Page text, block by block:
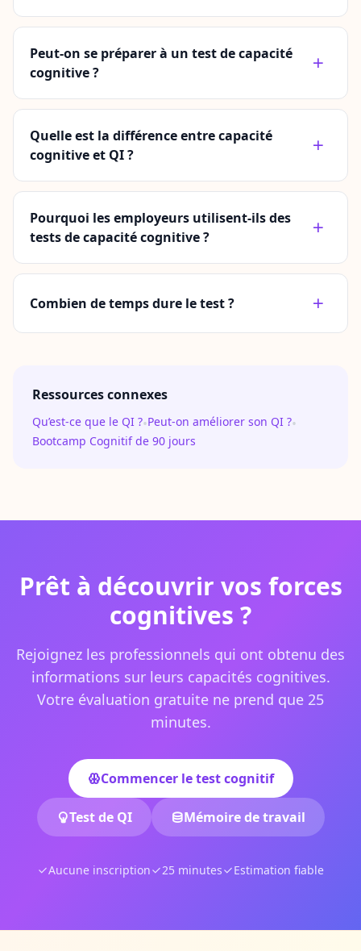
Peut-on se préparer à un test de capacité
cognitive ?
Quelle est la différence entre capacité
cognitive et QI ?
Pourquoi les employeurs utilisent-ils des
tests de capacité cognitive ?
Combien de temps dure le test ?
Ressources connexes
Qu’est-ce que le QI ?•Peut-on améliorer son QI ?•
Bootcamp Cognitif de 90 jours
Prêt à découvrir vos forces
cognitives ?
Rejoignez les professionnels qui ont obtenu des
informations sur leurs capacités cognitives.
Votre évaluation gratuite ne prend que 25
minutes.
Commencer le test cognitif
Test de QI Mémoire de travail
Aucune inscription 25 minutes Estimation fiable